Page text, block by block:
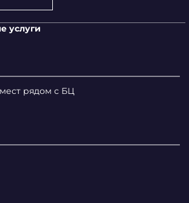
услуги
рядом с БЦ